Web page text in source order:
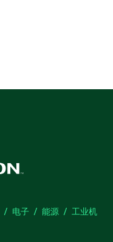
电子 能源
工业机